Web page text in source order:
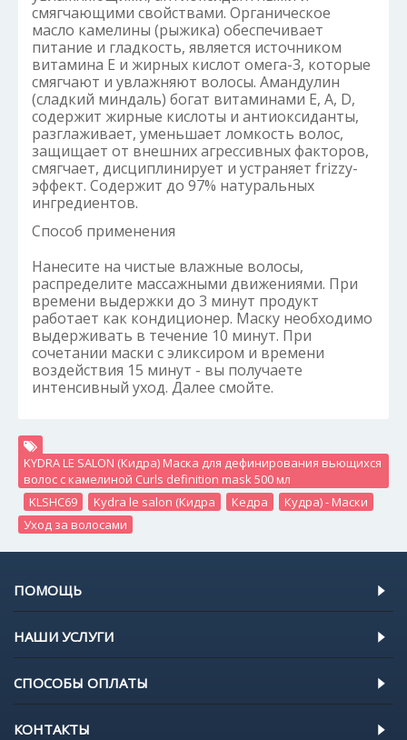
смягчающими свойствами. Органическое
масло камелины (рыжика) обеспечивает
питание и гладкость, является источником
витамина Е и жирных кислот омега-3, которые
смягчают и увлажняют волосы. Амандулин
(сладкий миндаль) богат витаминами Е, А, D,
содержит жирные кислоты и антиоксиданты,
разглаживает, уменьшает ломкость волос,
защищает от внешних агрессивных факторов,
смягчает, дисциплинирует и устраняет frizzy-
эффект. Содержит до 97% натуральных
ингредиентов.
Способ применения
Нанесите на чистые влажные волосы,
распределите массажными движениями. При
времени выдержки до 3 минут продукт
работает как кондиционер. Маску необходимо
выдерживать в течение 10 минут. При
сочетании маски с эликсиром и времени
воздействия 15 минут - вы получаете
интенсивный уход. Далее смойте.
KYDRA LE SALON (Кидра) Маска для дефинирования вьющихся
волос с камелиной Curls definition mask 500 мл
KLSHC69 Kydra le salon (Кидра Кедра Кудра) - Маски
Уход за волосами
ПОМОЩЬ
НАШИ УСЛУГИ
СПОСОБЫ ОПЛАТЫ
КОНТАКТЫ